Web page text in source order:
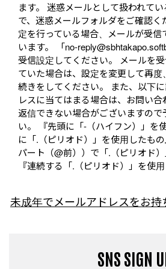
ます。 迷惑メールとして扱われて
で、迷惑メールフォルダをご確認
定を行っている場合、メールが受
います。 「no-
受信設定してください。 メールを
ていた場合は、設定を変更して再
続きをしてください。 また、以下
レスに当てはまる場合は、お問い
返信できない場合がございますので
い。 『先頭に「-（ハイフン）」を
に「.（ピリオド）」を使用したも
パート（@前））で「.（ピリオド）
『連続する「.（ピリオド）」を使
未成年でメールアドレスをお
SNS SIGN